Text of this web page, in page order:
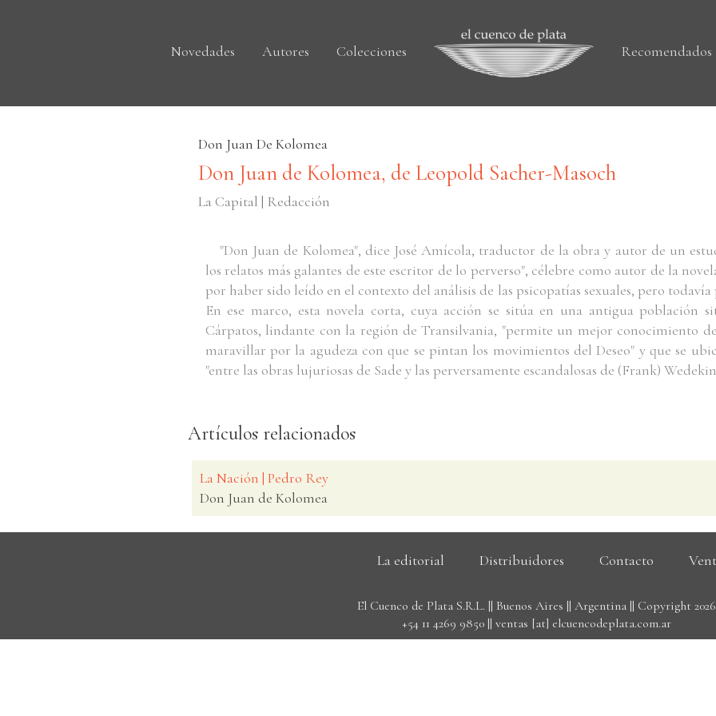
Novedades Autores Colecciones Recomendados
Don Juan De Kolomea
Don Juan de Kolomea, de Leopold Sacher-Masoch
La Capital | Redacción
"Don Juan de Kolomea", dice José Amícola, traductor de la obra y autor de un
los relatos más galantes de este escritor de lo perverso", célebre como autor de la
por haber sido leído en el contexto del análisis de las psicopatías sexuales, pero
En ese marco, esta novela corta, cuya acción se sitúa en una antigua población
Cárpatos, lindante con la región de Transilvania, "permite un mejor conocimiento
maravillar por la agudeza con que se pintan los movimientos del Deseo" y que se
"entre las obras lujuriosas de Sade y las perversamente escandalosas de (Frank)
Artículos relacionados
La Nación | Pedro Rey
Don Juan de Kolomea
La editorial Distribuidores Contacto
El Cuenco de Plata S.R.L. || Buenos Aires || Argentina || Copyright 2026
+54 11 4269 9850 ||ventas [at] elcuencodeplata.com.ar